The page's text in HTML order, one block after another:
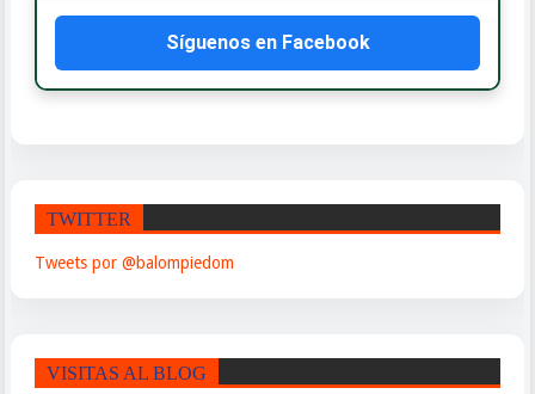
Síguenos en Facebook
TWITTER
Tweets por @balompiedom
VISITAS AL BLOG